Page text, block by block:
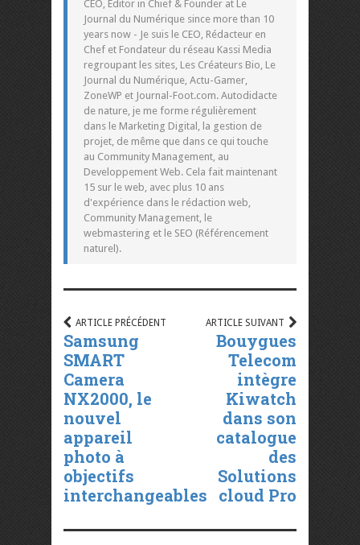
CEO, Editor in Chief & Founder at Le
Journal du Numérique since more than 10
years now - Je suis le CEO, Rédacteur en
Chef et Fondateur du réseau Kassi Media
regroupant les sites, Les Créateurs Bio, Le
Journal du Numérique, Actu-Gamer,
ZoneWP et Journal-Foot.com. Autodidacte
de nature, je me forme régulièrement
dans le Marketing Digital, la gestion de
projet, de même que dans ce qui touche
au Community Management, au
Developpement Web. Cela fait maintenant
15 sur le web, avec plus 10 ans
d'expérience dans le rédaction web,
Community Management, le
webmastering et le SEO (Référencement
naturel).
ARTICLE PRÉCÉDENT
Samsung
SMART
Camera
NX2000, le
nouvel
appareil
photo à
objectifs
interchangeables
ARTICLE SUIVANT
Bouygues
Telecom
intègre
Kiwatch
dans son
catalogue
des
Solutions
cloud Pro